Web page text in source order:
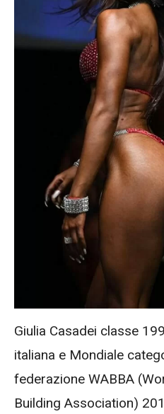
Giulia Casadei classe
italiana e Mondiale
federazione WABBA
Building Association)